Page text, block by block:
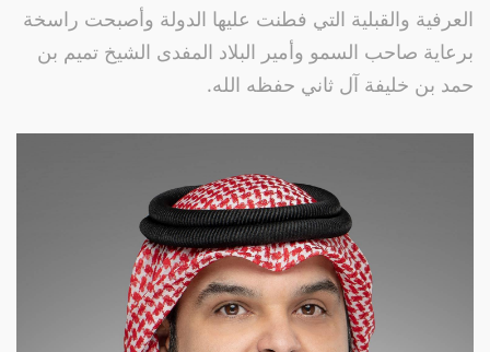
العرفية والقبلية التي فطنت عليها الدولة وأصبحت راسخة
برعاية صاحب السمو وأمير البلاد المفدى الشيخ تميم بن
حمد بن خليفة آل ثاني حفظه الله.